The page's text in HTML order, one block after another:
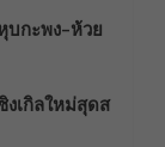
บกะพง–ห้วย
งเกิลใหม่สุดส